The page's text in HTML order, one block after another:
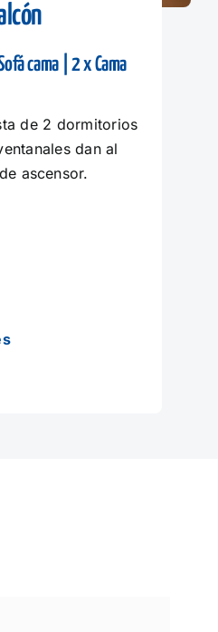
cama | 2 x Cama
de 2 dormitorios
dan al
ascensor.